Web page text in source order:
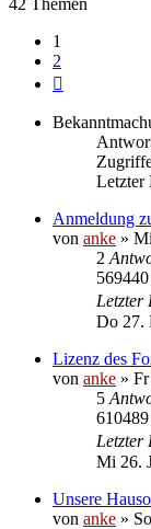
1
2
Letzter
Anmeldung
von anke »
2
569440
Letzter
Do 27.
Lizenz des
von anke »
5
610489
Letzter
Mi 26.
Unsere
von anke »